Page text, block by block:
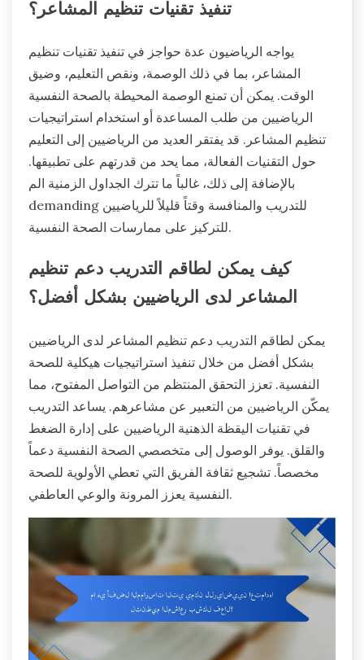
تنفيذ تقنيات تنظيم المشاعر؟
يواجه الرياضيون عدة حواجز في تنفيذ تقنيات تنظيم
المشاعر، بما في ذلك الوصمة، ونقص التعليم، وضيق
الوقت. يمكن أن تمنع الوصمة المحيطة بالصحة النفسية
الرياضيين من طلب المساعدة أو استخدام استراتيجيات
تنظيم المشاعر. قد يفتقر العديد من الرياضيين إلى التعليم
حول التقنيات الفعالة، مما يحد من قدرتهم على تطبيقها.
بالإضافة إلى ذلك، غالباً ما تترك الجداول الزمنية الم
demanding للتدريب والمنافسة وقتاً قليلاً للرياضيين
للتركيز على ممارسات الصحة النفسية.
كيف يمكن لطاقم التدريب دعم تنظيم
المشاعر لدى الرياضيين بشكل أفضل؟
يمكن لطاقم التدريب دعم تنظيم المشاعر لدى الرياضيين
بشكل أفضل من خلال تنفيذ استراتيجيات هيكلية للصحة
النفسية. تعزز التحقق المنتظم من التواصل المفتوح، مما
يمكّن الرياضيين من التعبير عن مشاعرهم. يساعد التدريب
في تقنيات اليقظة الذهنية الرياضيين على إدارة الضغط
والقلق. يوفر الوصول إلى متخصصي الصحة النفسية دعماً
مخصصاً. تشجيع ثقافة الفريق التي تعطي الأولوية للصحة
النفسية يعزز المرونة والوعي العاطفي.